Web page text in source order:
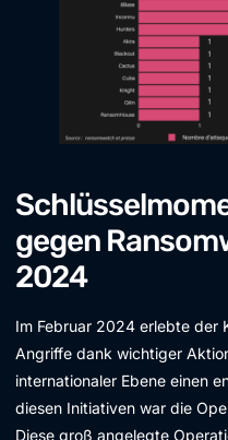
gegen
2024
Im Februar 2024 erlebte der
Angriffe dank wichtiger
internationaler Ebene einen
diesen Initiativen war die
Diese groß angelegte